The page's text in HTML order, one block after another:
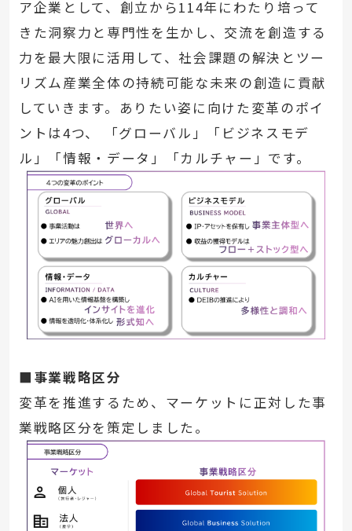
ア企業として、創立から114年にわたり培って
きた洞察力と専門性を生かし、交流を創造する
力を最大限に活用して、社会課題の解決とツー
リズム産業全体の持続可能な未来の創造に貢献
していきます。ありたい姿に向けた変革のポイ
ントは4つ、 「グローバル」「ビジネスモデ
ル」「情報・データ」「カルチャー」です。
■事業戦略区分
変革を推進するため、マーケットに正対した事
業戦略区分を策定しました。